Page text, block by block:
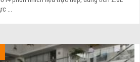
...